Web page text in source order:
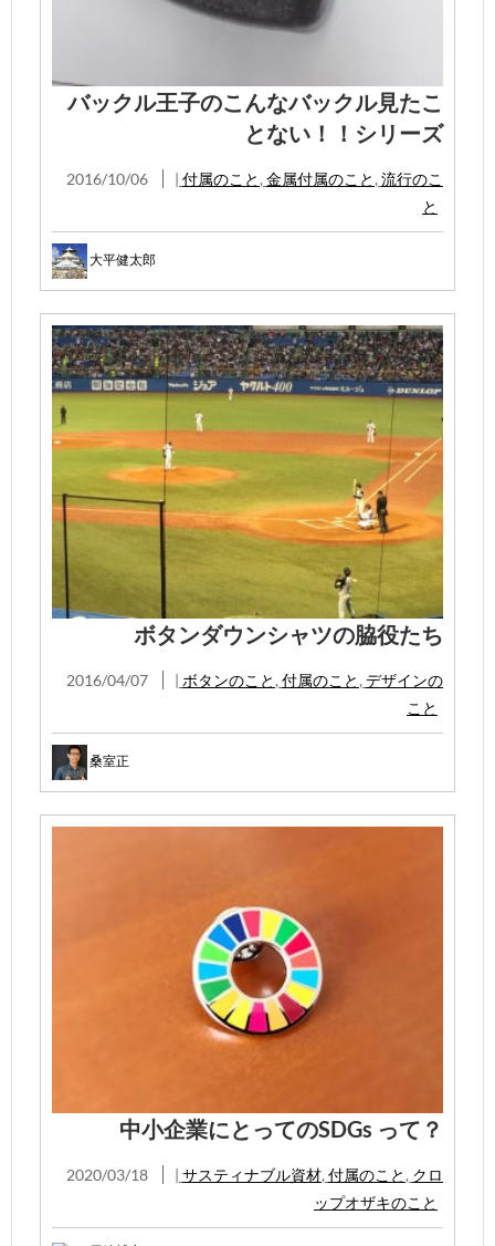
バックル王子のこんなバックル見たこ
とない！！シリーズ
2016/10/06 | 付属のこと , 金属付属のこと , 流行のこ
と
大平健太郎
ボタンダウンシャツの脇役たち
2016/04/07 | ボタンのこと , 付属のこと , デザインの
こと
桑室正
中小企業にとってのSDGs って？
2020/03/18 | サスティナブル資材, 付属のこと , クロ
ップオザキのこと